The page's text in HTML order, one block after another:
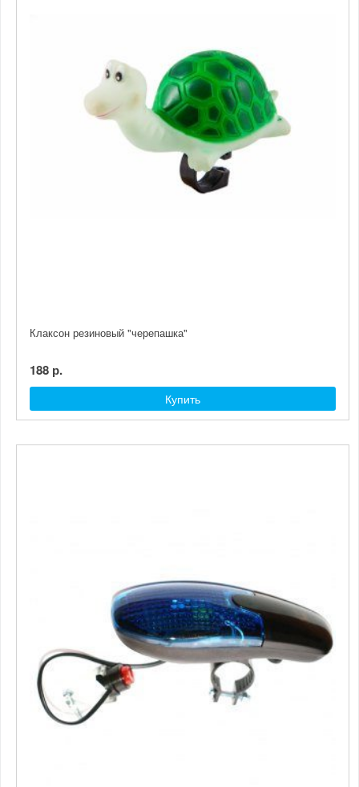
Клаксон резиновый "черепашка"
188 р.
Купить